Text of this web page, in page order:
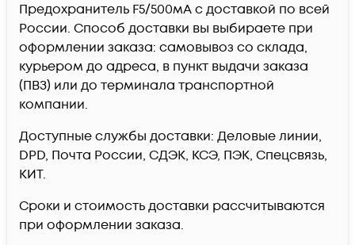
Предохранитель F5/500мА c доставкой по всей
России. Способ доставки вы выбираете при
оформлении заказа: самовывоз со склада,
курьером до адреса, в пункт выдачи заказа
(ПВЗ) или до терминала транспортной
компании.
Доступные службы доставки: Деловые линии,
DPD, Почта России, СДЭК, КСЭ, ПЭК, Спецсвязь,
КИТ.
Сроки и стоимость доставки рассчитываются
при оформлении заказа.